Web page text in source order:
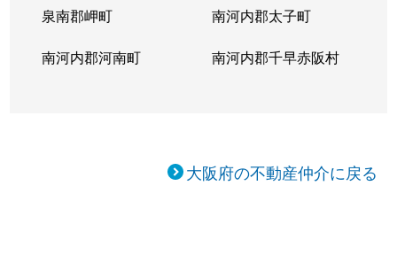
泉南郡岬町 南河内郡太子町
南河内郡河南町 南河内郡千早赤阪村
大阪府の不動産仲介に戻る